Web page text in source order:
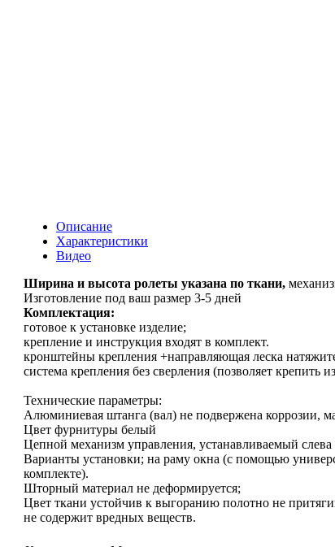
Описание
Характеристики
Видео
Ширина и высота ролеты указана по ткани,
Изготовление под ваш размер 3-5 дней
Комплектация:
готовое к установке изделие;
крепление и инструкция входят в комплект.
кронштейны крепления +направляющая леска
система крепления без сверления (позволяет крепить
Технические параметры:
Алюминиевая штанга (вал) не подвержена коррозии,
Цвет фурнитуры белый
Цепной механизм управления, устанавливаемый слева
Варианты установки; на раму окна (с помощью
комплекте).
Шторный материал не деформируется;
Цвет ткани устойчив к выгоранию полотно не
не содержит вредных веществ.